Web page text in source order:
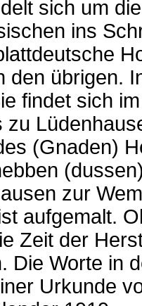
sich um
ins
den übrigen.
findet sich
zu
(Gnaden)
zur
aufgemalt.
Zeit der
Die Worte in
Urkunde